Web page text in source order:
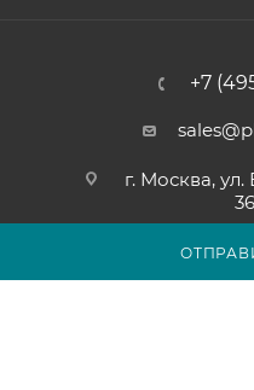
+7
г. Москва,